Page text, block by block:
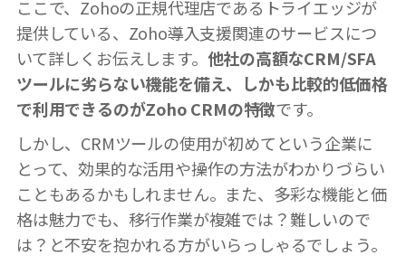
ここで、Zohoの正規代理店であるトライエッジが
提供している、Zoho導入支援関連のサービスにつ
いて詳しくお伝えします。 他社の高額なCRM/SFA
ツールに劣らない機能を備え、しかも比較的低価格
で利用できるのがZoho CRMの特徴です。
しかし、CRMツールの使用が初めてという企業に
とって、効果的な活用や操作の方法がわかりづらい
こともあるかもしれません。また、多彩な機能と価
格は魅力でも、移行作業が複雑では？難しいので
は？と不安を抱かれる方がいらっしゃるでしょう。